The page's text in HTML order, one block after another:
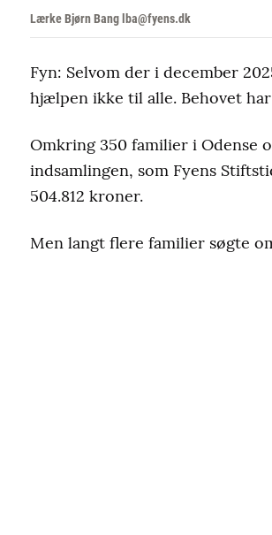
Lærke Bjørn Bang lba@fyens.dk
Fyn: Selvom der i december
hjælpen ikke til alle. Behovet
Omkring 350 familier i Odense
indsamlingen, som Fyens
504.812 kroner.
Men langt flere familier søgte